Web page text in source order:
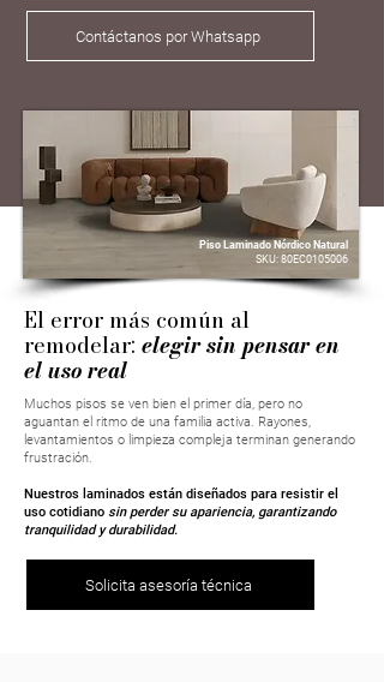
Contáctanos por Whatsapp
Piso Laminado Nórdico Natural
SKU: 80EC0105006
El error más común al
remodelar: elegir sin pensar en
el uso real
Muchos pisos se ven bien el primer día, pero no
aguantan el ritmo de una familia activa. Rayones,
levantamientos o limpieza compleja terminan generando
frustración.
Nuestros laminados están diseñados para resistir el
uso cotidiano sin perder su apariencia, garantizando
tranquilidad y durabilidad.
Solicita asesoría técnica